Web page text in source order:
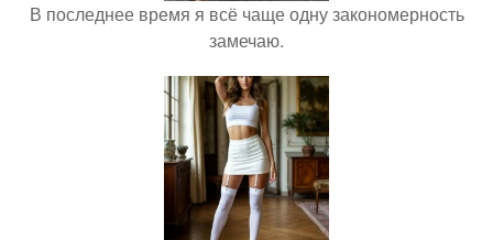
В последнее время я всё чаще одну закономерность
замечаю.